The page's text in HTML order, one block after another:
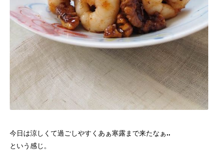
今日は涼しくて過ごしやすくあぁ寒露まで来たなぁ..
という感じ。